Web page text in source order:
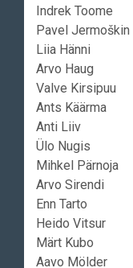
Indrek Toome
Pavel Jermoškin
Liia Hänni
Arvo Haug
Valve Kirsipuu
Ants Käärma
Anti Liiv
Ülo Nugis
Mihkel Pärnoja
Arvo Sirendi
Enn Tarto
Heido Vitsur
Märt Kubo
Aavo Mölder